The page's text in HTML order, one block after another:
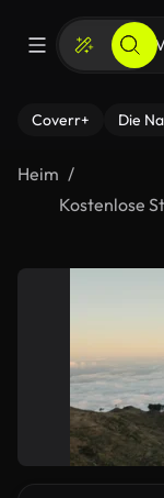
Coverr+ Die
Heim
Kostenlose